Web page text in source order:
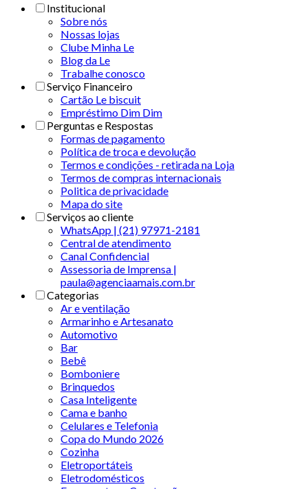
Institucional
Sobre nós
Nossas lojas
Clube Minha Le
Blog da Le
Trabalhe conosco
Serviço Financeiro
Cartão Le biscuit
Empréstimo Dim Dim
Perguntas e Respostas
Formas de pagamento
Política de troca e devolução
Termos e condições - retirada na Loja
Termos de compras internacionais
Politica de privacidade
Mapa do site
Serviços ao cliente
WhatsApp | (21) 97971-2181
Central de atendimento
Canal Confidencial
Assessoria de Imprensa |
paula@agenciaamais.com.br
Categorias
Ar e ventilação
Armarinho e Artesanato
Automotivo
Bar
Bebê
Bomboniere
Brinquedos
Casa Inteligente
Cama e banho
Celulares e Telefonia
Copa do Mundo 2026
Cozinha
Eletroportáteis
Eletrodomésticos